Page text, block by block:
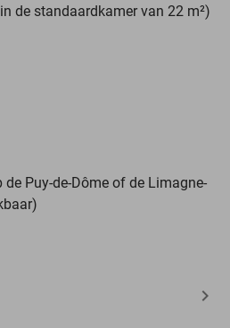
de standaardkamer van 22 m²)
Puy-de-Dôme of de Limagne-